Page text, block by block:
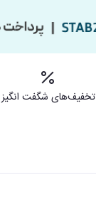
تخفیف‌های شگفت انگیز